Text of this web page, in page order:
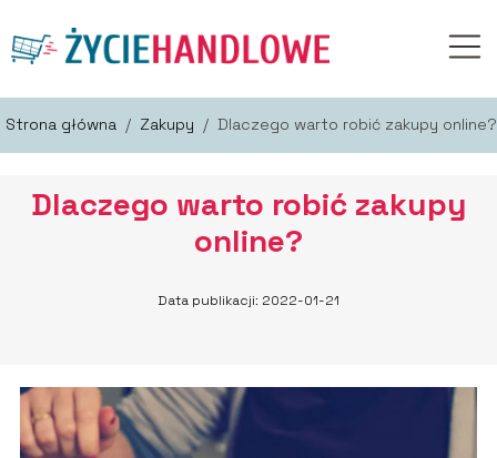
Strona główna / Zakupy / Dlaczego warto robić zakupy online?
Dlaczego warto robić zakupy
online?
Data publikacji: 2022-01-21